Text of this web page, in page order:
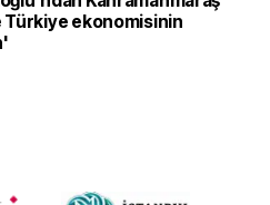
Türkiye ekonomisinin